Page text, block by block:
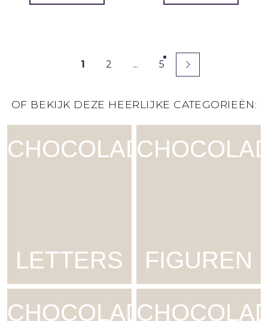
1 2 ... 5
OF BEKIJK DEZE HEERLIJKE CATEGORIEËN:
CHOCOLADE
LETTERS
FIGUREN
CHOCOLADE